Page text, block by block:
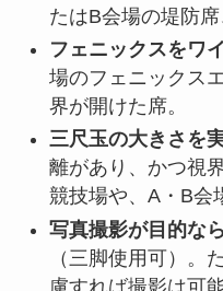
たはB会場の堤防席
フェニックスをワ
場のフェニックス
界が開けた席。
三尺玉の大きさを
離があり、かつ視
競技場や、A・B会
写真撮影が目的な
（三脚使用可）。
慮すれば撮影は可